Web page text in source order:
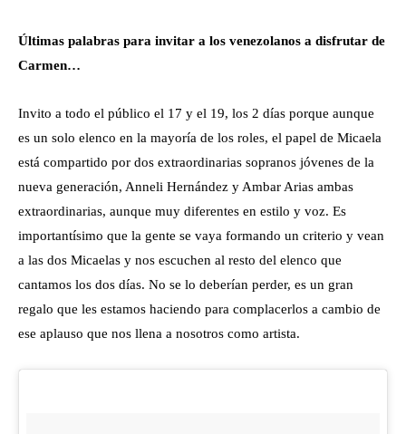
Últimas palabras para invitar a los venezolanos a disfrutar de
Carmen…
Invito a todo el público el 17 y el 19, los 2 días porque aunque
es un solo elenco en la mayoría de los roles, el papel de Micaela
está compartido por dos extraordinarias sopranos jóvenes de la
nueva generación, Anneli Hernández y Ambar Arias ambas
extraordinarias, aunque muy diferentes en estilo y voz. Es
importantísimo que la gente se vaya formando un criterio y vean
a las dos Micaelas y nos escuchen al resto del elenco que
cantamos los dos días. No se lo deberían perder, es un gran
regalo que les estamos haciendo para complacerlos a cambio de
ese aplauso que nos llena a nosotros como artista.